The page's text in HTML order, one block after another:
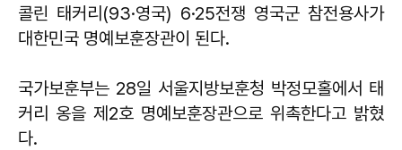
콜린 태커리(93·영국) 6·25전쟁 영국군 참전용사가
대한민국 명예보훈장관이 된다.
국가보훈부는 28일 서울지방보훈청 박정모홀에서 태
커리 옹을 제2호 명예보훈장관으로 위촉한다고 밝혔
다.